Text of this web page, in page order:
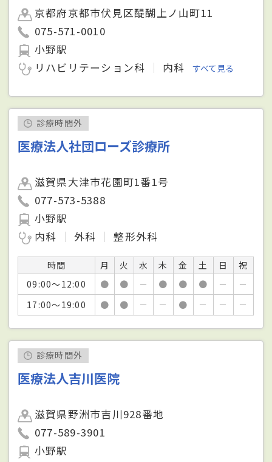
京都府京都市伏見区醍醐上ノ山町11
075-571-0010
小野駅
リハビリテーション科
内科 すべて見る
診療時間外
医療法人社団ローズ診療所
滋賀県大津市花園町1番1号
077-573-5388
小野駅
内科
外科 整形外科
時間 月 火 水 木 金 土 日
祝
09:00～12:00
● ● － ● ● ● －
－
17:00～19:00
● ● － － ● － － －
診療時間外
医療法人吉川医院
滋賀県野洲市吉川928番地
077-589-3901
小野駅